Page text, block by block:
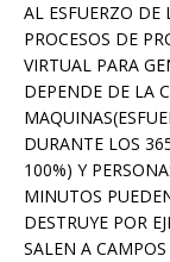
AL ESFUERZO
PROCESOS DE
VIRTUAL PARA
DEPENDE DE LA
DURANTE LOS
100%) Y
MINUTOS
DESTRUYE POR
SALEN A